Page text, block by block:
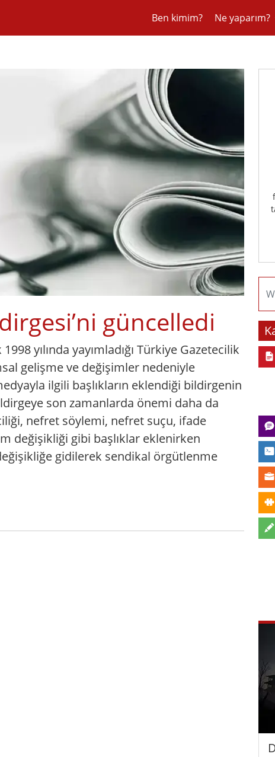
Ben kimim? Ne yaparım?
güncelledi
yılında yayımladığı Türkiye Gazetecilik
gelişme ve değişimler nedeniyle
ilgili başlıkların eklendiği bildirgenin
son zamanlarda önemi daha da
nefret söylemi, nefret suçu, ifade
değişikliği gibi başlıklar eklenirken
gidilerek sendikal örgütlenme